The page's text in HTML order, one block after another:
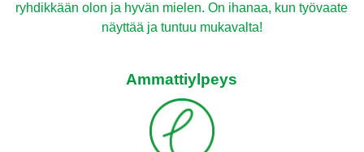
ryhdikkään olon ja hyvän mielen. On ihanaa, kun työvaate
näyttää ja tuntuu mukavalta!
Ammattiylpeys